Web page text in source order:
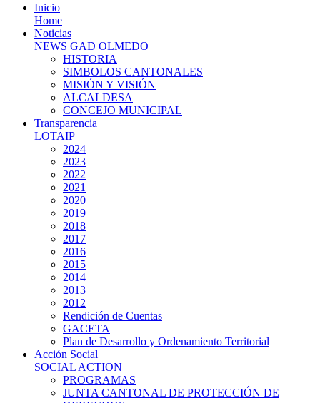
Inicio
Home
Noticias
NEWS GAD OLMEDO
HISTORIA
SIMBOLOS CANTONALES
MISIÓN Y VISIÓN
ALCALDESA
CONCEJO MUNICIPAL
Transparencia
LOTAIP
2024
2023
2022
2021
2020
2019
2018
2017
2016
2015
2014
2013
2012
Rendición de Cuentas
GACETA
Plan de Desarrollo y Ordenamiento Territorial
Acción Social
SOCIAL ACTION
PROGRAMAS
JUNTA CANTONAL DE PROTECCIÓN DE